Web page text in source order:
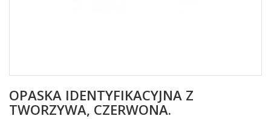
OPASKA IDENTYFIKACYJNA Z
TWORZYWA, CZERWONA.